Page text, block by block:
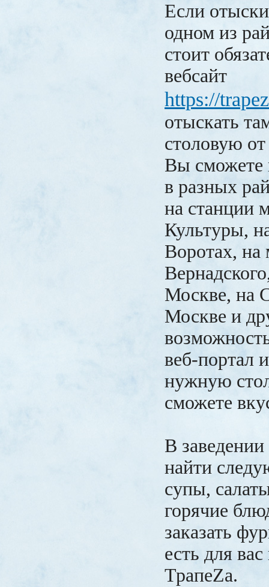
Если
одном из
стоит
вебсайт
https://
отыскать
столовую
Вы сможете
в разных
на станции
Культуры,
Воротах, на
Москве, на
Москве и
веб-портал
нужную
сможете
В
найти
супы,
горячие
заказать
есть для
ТрапеZа.